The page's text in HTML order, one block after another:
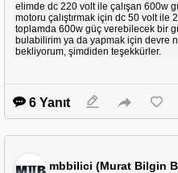
elimde dc 220 volt ile çalışan 600w
motoru çalıştırmak için dc 50 volt ile
toplamda 600w güç verebilecek bir
bulabilirim ya da yapmak için devre
bekliyorum, şimdiden teşekkürler.
6 Yanıt
mbbilici (Murat Bilgin